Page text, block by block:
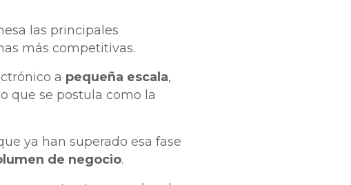
las principales
más competitivas.
a pequeña escala,
que se postula como la
ya han superado esa fase
de negocio.